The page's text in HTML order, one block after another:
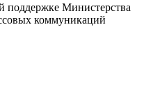
поддержке Министерства
коммуникаций